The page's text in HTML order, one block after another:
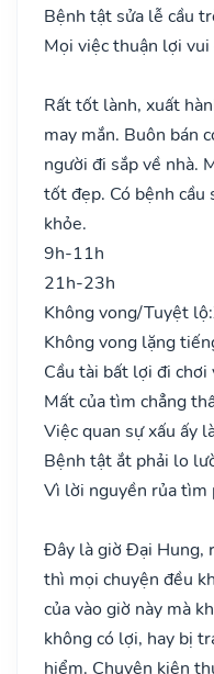
Bệnh tật sửa lễ cầu
Mọi việc thuận lợi
Rất tốt lành, xuất
may mắn. Buôn bán
người đi sắp về nhà.
tốt đẹp. Có bệnh cầu
khỏe.
9h-11h
21h-23h
Không vong/Tuyệt lộ:
Không vong lặng
Cầu tài bất lợi đi chơi
Mất của tìm chẳng
Việc quan sự xấu ấy
Bệnh tật ắt phải lo
Vì lời nguyền rủa tìm
Đây là giờ Đại Hung,
thì mọi chuyện đều
của vào giờ này mà
không có lợi, hay bị
hiểm. Chuyện kiện